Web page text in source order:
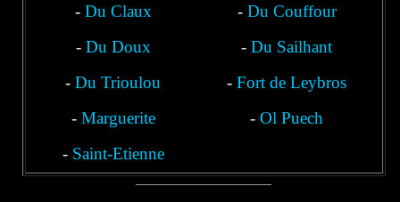
- Du Claux - Du Couffour
- Du Doux -Du Sailhant
-Du Trioulou -Fort de Leybros
- Marguerite -Ol Puech
- Saint-Etienne